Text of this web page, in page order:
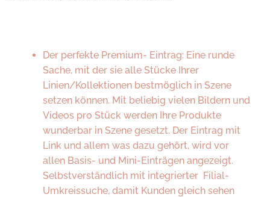
Der perfekte Premium- Eintrag: Eine runde
Sache, mit der sie alle Stücke Ihrer
Linien/Kollektionen bestmöglich in Szene
setzen können. Mit beliebig vielen Bildern und
Videos pro Stück werden Ihre Produkte
wunderbar in Szene gesetzt. Der Eintrag mit
Link und allem was dazu gehört, wird vor
allen Basis- und Mini-Einträgen angezeigt.
Selbstverständlich mit integrierter Filial-
Umkreissuche, damit Kunden gleich sehen